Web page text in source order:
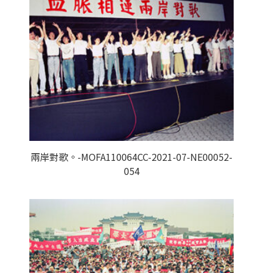
兩岸對歌。-MOFA110064CC-2021-07-NE00052-
054